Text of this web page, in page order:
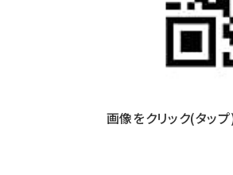
画像をクリック(タッ